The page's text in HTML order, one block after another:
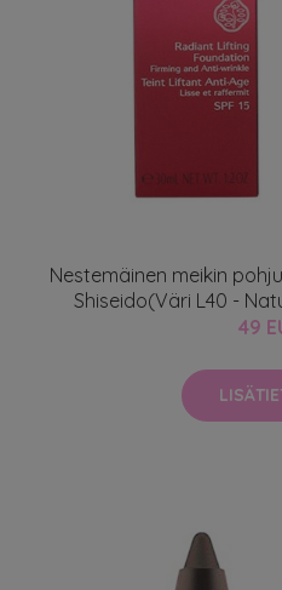
Nestemäinen meikin
Shiseido(Väri L40 -
49